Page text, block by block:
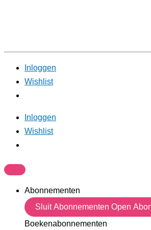
Inloggen
Wishlist
Inloggen
Wishlist
Abonnementen
Sluit Abonnementen Open
Boekenabonnementen